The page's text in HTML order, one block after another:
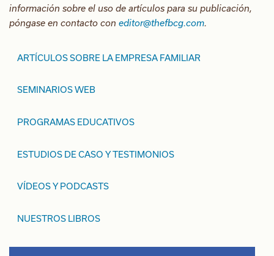
información sobre el uso de artículos para su publicación,
póngase en contacto con editor@thefbcg.com.
ARTÍCULOS SOBRE LA EMPRESA FAMILIAR
SEMINARIOS WEB
PROGRAMAS EDUCATIVOS
ESTUDIOS DE CASO Y TESTIMONIOS
VÍDEOS Y PODCASTS
NUESTROS LIBROS